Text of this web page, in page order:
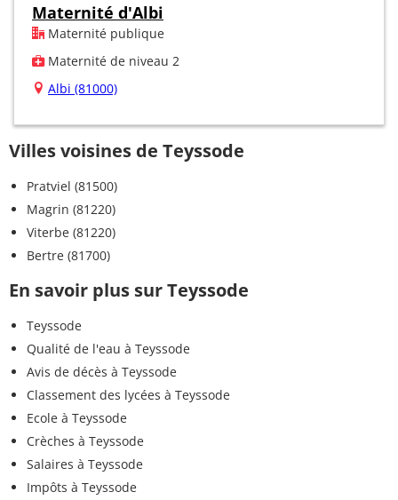
Maternité d'Albi
Maternité publique
Maternité de niveau 2
Albi (81000)
Villes voisines de Teyssode
Pratviel (81500)
Magrin (81220)
Viterbe (81220)
Bertre (81700)
En savoir plus sur Teyssode
Teyssode
Qualité de l'eau à Teyssode
Avis de décès à Teyssode
Classement des lycées à Teyssode
Ecole à Teyssode
Crèches à Teyssode
Salaires à Teyssode
Impôts à Teyssode